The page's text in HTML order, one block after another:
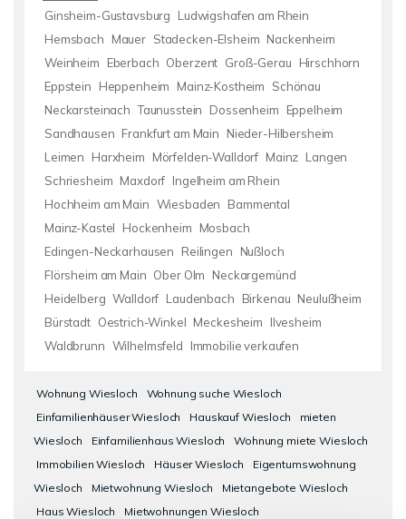
Ginsheim-Gustavsburg
Ludwigshafen am Rhein
Hemsbach
Mauer Stadecken-Elsheim Nackenheim
Weinheim
Eberbach Oberzent Groß-Gerau
Hirschhorn
Eppstein
Heppenheim Mainz-Kostheim
Schönau
Neckarsteinach Taunusstein Dossenheim
Eppelheim
Sandhausen Frankfurt am Main
Nieder-Hilbersheim
Leimen
Harxheim Mörfelden-Walldorf Mainz Langen
Schriesheim Maxdorf Ingelheim am Rhein
Hochheim am Main Wiesbaden
Bammental
Mainz-Kastel
Hockenheim
Mosbach
Edingen-Neckarhausen
Reilingen
Nußloch
Flörsheim am Main Ober Olm
Neckargemünd
Heidelberg Walldorf Laudenbach Birkenau Neulußheim
Bürstadt Oestrich-Winkel Meckesheim
Ilvesheim
Waldbrunn Wilhelmsfeld Immobilie verkaufen
Wohnung Wiesloch
Wohnung suche Wiesloch
Einfamilienhäuser Wiesloch
Hauskauf Wiesloch
mieten
Wiesloch
Einfamilienhaus Wiesloch
Wohnung miete Wiesloch
Immobilien Wiesloch
Häuser Wiesloch
Eigentumswohnung
Wiesloch
Mietwohnung Wiesloch
Mietangebote Wiesloch
Haus Wiesloch
Mietwohnungen Wiesloch